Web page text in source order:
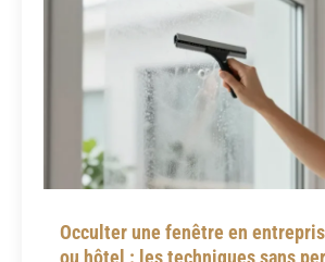
Occulter une fenêtre en